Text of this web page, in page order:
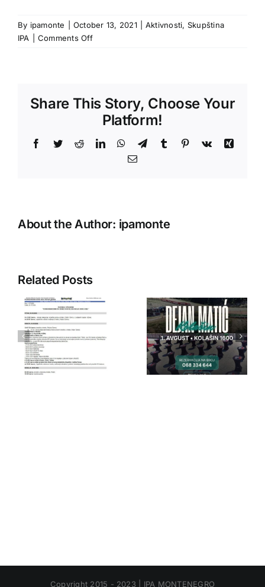
By ipamonte October 13, 2021 Aktivnosti, Skupština
IPA
Comments Offon
IPA
Sekcije
Gore
Share This Story, Choose Your
Platform!
Facebook
TwitterRedditLinkedInWhatsApp
TelegramTumblr Pinterest
Vk
Xing
Email
About the Author: ipamonte
Related Posts
IPA Crna
IPA Crna
Gora
Copyright 2015 - 2023 | IPA MONTENEGRO